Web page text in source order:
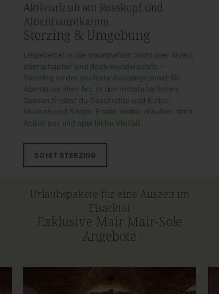
Aktivurlaub am Rosskopf und
Alpenhauptkamm
Sterzing & Umgebung
Eingebettet in die traumhaften Südtiroler Alpen,
überschaubar und doch wunderschön –
Sterzing ist der perfekte Ausgangspunkt für
Abenteuer aller Art: In den mittelalterlichen
Gassen findest du Geschichte und Kultur,
Museen und Shops. Etwas weiter draußen dann
Action pur und sportliche Vielfalt.
SO IST STERZING
Urlaubspakete für eine Auszeit im
Eisacktal
Exklusive Mair Mair-Sole
Angebote